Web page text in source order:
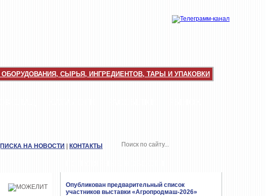
СЫРЬЯ, ИНГРЕДИЕНТОВ, ТАРЫ И УПАКОВКИ
Опубликован предварительный список
участников выставки «Агропродмаш-2026»
НА НОВОСТИ КОНТАКТЫ